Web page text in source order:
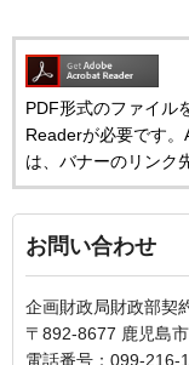
PDF形式のファイル
Readerが必要です
は、バナーのリンク
お問い合わせ
企画財政局財政部契
〒892-8677 鹿児島
電話番号：099-216-